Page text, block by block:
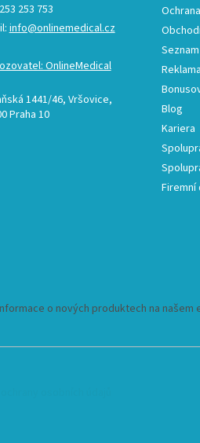
253 753
info@onlinemedical.cz
OnlineMedical
1441/46, Vršovice,
Praha 10
Blog
Kariera
Firemní
o nových produktech na našem